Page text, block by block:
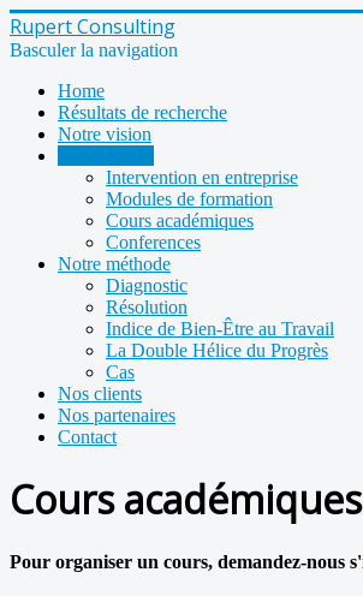
Rupert Consulting
Basculer la navigation
Home
Résultats de recherche
Notre vision
Intervention en entreprise
Modules de formation
Cours académiques
Conferences
Notre méthode
Diagnostic
Résolution
Indice de Bien-Être au Travail
La Double Hélice du Progrès
Cas
Nos clients
Nos partenaires
Contact
Cours académiques
Pour organiser un cours, demandez-nous